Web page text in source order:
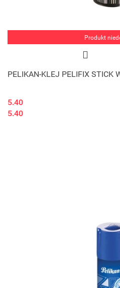
Produkt
PELIKAN-KLEJ PELIFIX STICK
5.40
5.40